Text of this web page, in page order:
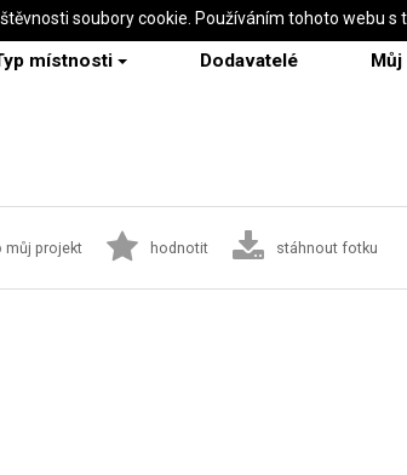
místnosti Dodavatelé
můj projekt hodnotit stáhnout fotku
soubory cookie. Používáním tohoto webu s